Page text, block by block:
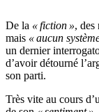
De la « fiction », des
mais « aucun
un dernier
d’avoir détourné
son parti.
Très vite au cours